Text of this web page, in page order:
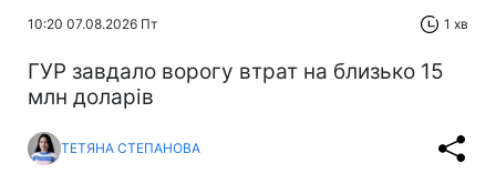
10:20 07.08.2026 Пт 1 хв
ГУР завдало ворогу втрат на близько 15
млн доларів
ТЕТЯНА СТЕПАНОВА